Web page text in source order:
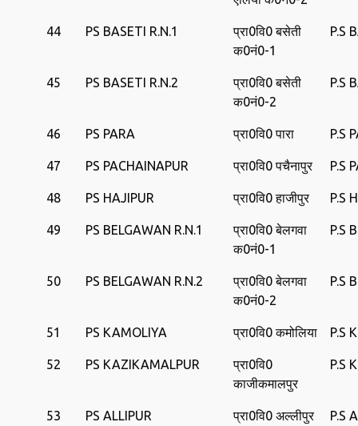
44 PS BASETI R.N.1
प्रा0वि0 बसेती
क0नं0-1
P.S
45 PS BASETI R.N.2
प्रा0वि0 बसेती
क0नं0-2
P.S
46 PS PARA प्रा0वि0 पारा P.S
47 PS PACHAINAPUR प्रा0वि0 पचैनापुर P.S
48 PS HAJIPUR प्रा0वि0 हाजीपुर P.S
49 PS BELGAWAN R.N.1
प्रा0वि0 बेलगवा
क0नं0-1
P.S
50 PS BELGAWAN R.N.2
प्रा0वि0 बेलगवा
क0नं0-2
P.S
51 PS KAMOLIYA प्रा0वि0 कमोलिया P.S
52 PS KAZIKAMALPUR
प्रा0वि0
काजीकमालपुर
P.S
53 PS ALLIPUR प्रा0वि0 अल्‍लीपुर P.S